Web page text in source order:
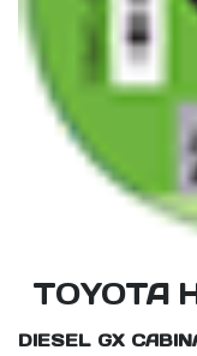
TOYOTA
DIESEL GX